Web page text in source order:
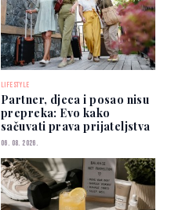
LIFESTYLE
Partner, djeca i posao nisu
prepreka: Evo kako
sačuvati prava prijateljstva
06. 08. 2026.